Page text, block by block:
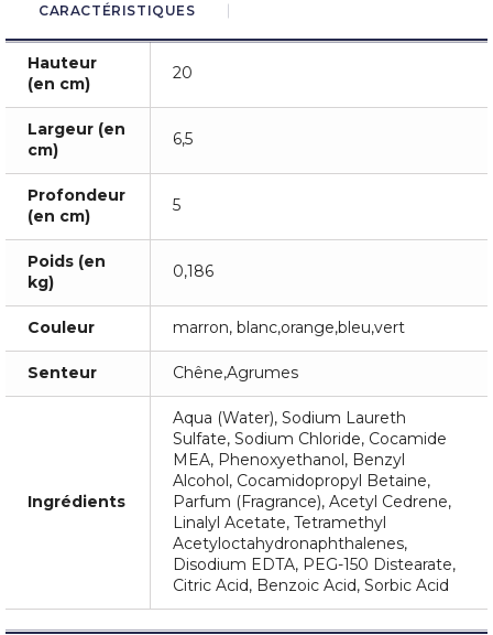
CARACTÉRISTIQUES
Hauteur
(en cm)
20
Largeur (en
cm)
6,5
Profondeur
(en cm)
5
Poids (en
kg)
0,186
Couleur marron, blanc,orange,bleu,vert
Senteur Chêne,Agrumes
Ingrédients
Aqua (Water), Sodium Laureth
Sulfate, Sodium Chloride, Cocamide
MEA, Phenoxyethanol, Benzyl
Alcohol, Cocamidopropyl Betaine,
Parfum (Fragrance), Acetyl Cedrene,
Linalyl Acetate, Tetramethyl
Acetyloctahydronaphthalenes,
Disodium EDTA, PEG-150 Distearate,
Citric Acid, Benzoic Acid, Sorbic Acid